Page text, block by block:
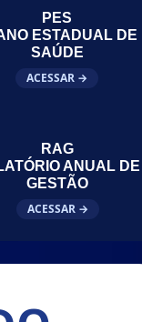
PES
ESTADUAL DE
SAÚDE
ACESSAR →
RAG
ANUAL DE
GESTÃO
ACESSAR →